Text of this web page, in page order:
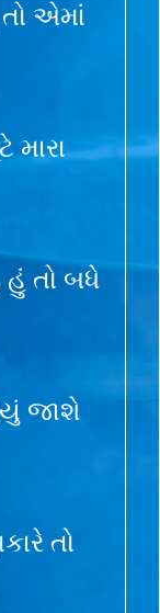
એમાં
હું તો બધે
જાશે
તો